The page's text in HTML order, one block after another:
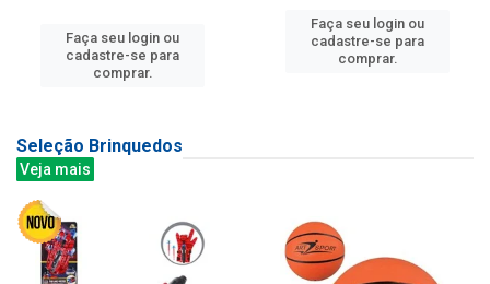
Faça seu login ou
cadastre-se para
comprar.
Faça seu login ou
cadastre-se para
comprar.
Seleção Brinquedos
Veja mais